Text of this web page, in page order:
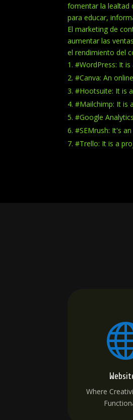
fomentar la lealtad
para educar,
El marketing de
aumentar las
el rendimiento del
#WordPress: It
#Canva: An
#Hootsuite: It is
#Mailchimp: It is
#Google
#SEMrush: It's
#Trello: It is a
Where